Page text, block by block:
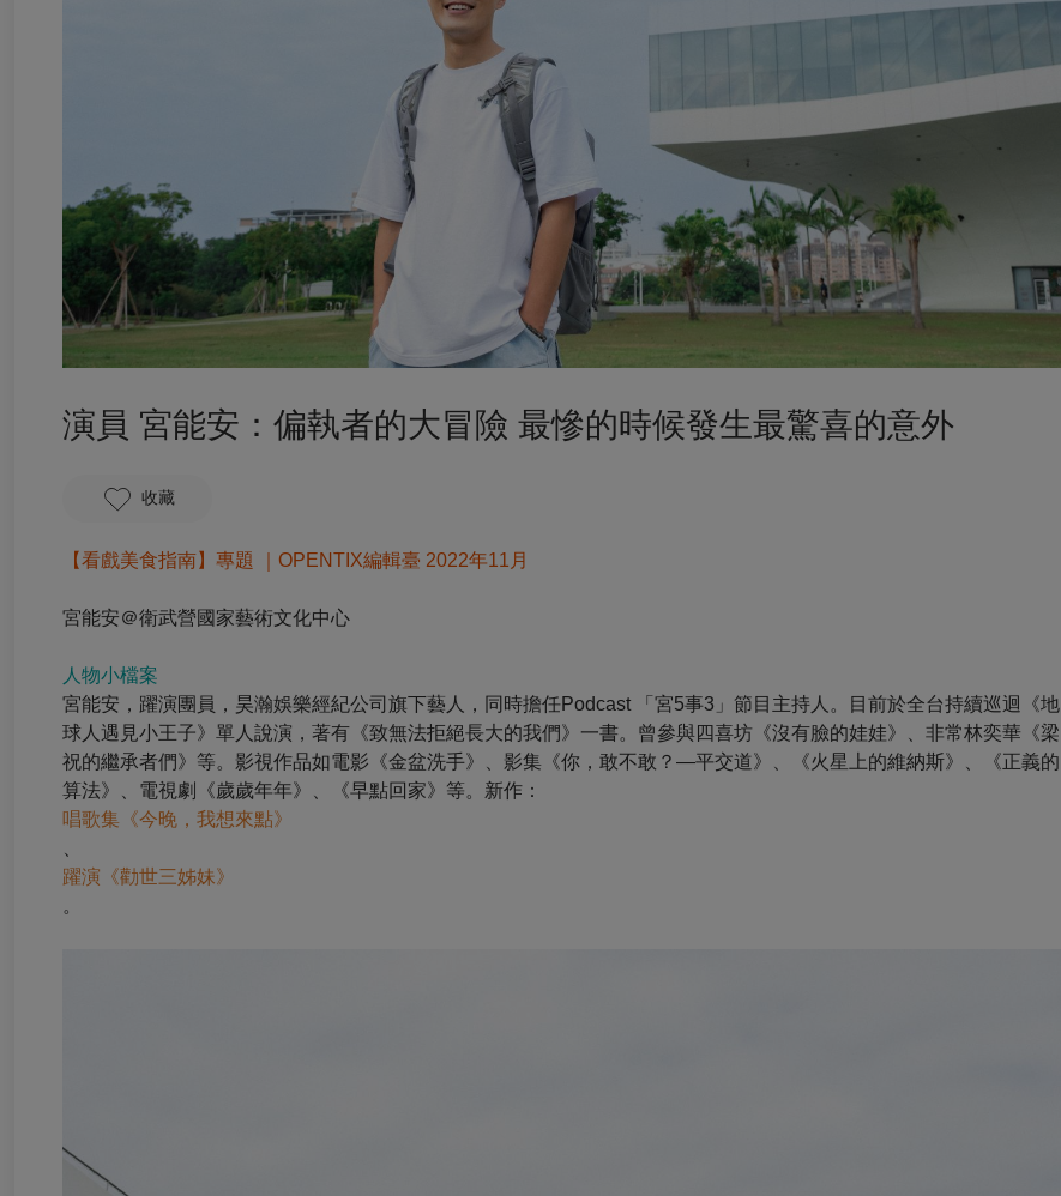
演員 宮能安：偏執者的大冒險 最慘的時候發生最驚喜的意外
收藏
【看戲美食指南】專題 ｜OPENTIX編輯臺 2022年11月
宮能安＠衛武營國家藝術文化中心
人物小檔案
宮能安 ，躍演團員，昊瀚娛樂經紀公司旗下藝人，同時擔任Podcast 「宮5事3」節目主持人。目前於全台持續巡迴《地
球人遇見小王子》單人說演，著有《致無法拒絕長大的我們》一書。曾參與四喜坊《沒有臉的娃娃》、非常林奕華《梁
祝的繼承者們》等。影視作品如電影《金盆洗手》、影集《你，敢不敢？—平交道》、《火星上的維納斯》、《正義的
算法》、電視劇《歲歲年年》、《早點回家》等。新作：
唱歌集《今晚，我想來點》
躍演《勸世三姊妹》
。